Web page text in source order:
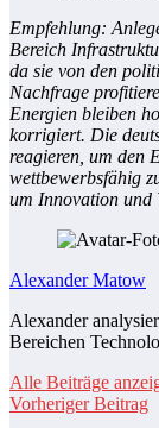
Empfehlung:
Bereich
da sie von den
Nachfrage
Energien bleiben
korrigiert. Die
reagieren, um den
wettbewerbsfähig
um Innovation und
Alexander Matow
Alexander
Bereichen
Alle Beiträge
Vorheriger Beitrag